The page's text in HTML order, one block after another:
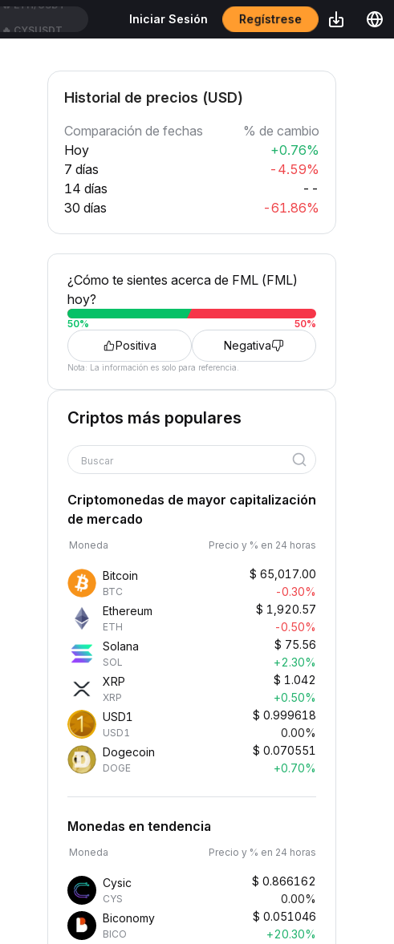
Iniciar Sesión Regístrese
Historial de precios (USD)
Comparación de fechas
% de cambio
Hoy
+0.76%
7 días
-4.59%
14 días
--
30 días
-61.86%
¿Cómo te sientes acerca de FML (FML)
hoy?
50% 50%
Positiva Negativa
Nota: La información es solo para referencia.
Criptos más populares
Buscar
Criptomonedas de mayor capitalización
de mercado
Moneda Precio y % en 24 horas
Bitcoin
BTC
$ 65,017.00
-0.30%
Ethereum
ETH
$ 1,920.57
-0.50%
Solana
SOL
$ 75.56
+2.30%
XRP
XRP
$ 1.042
+0.50%
USD1
USD1
$ 0.999618
0.00%
Dogecoin
DOGE
$ 0.070551
+0.70%
Monedas en tendencia
Moneda Precio y % en 24 horas
Cysic
CYS
$ 0.866162
0.00%
Biconomy
BICO
$ 0.051046
+20.30%